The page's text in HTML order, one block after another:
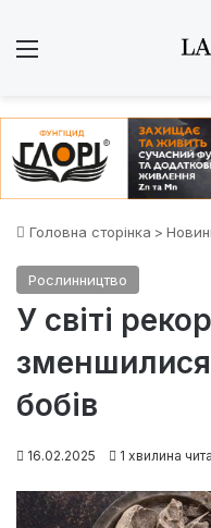
Головна сторінка >
Рослинництво
У світі
бобів
16.02.2025 1 хвилина